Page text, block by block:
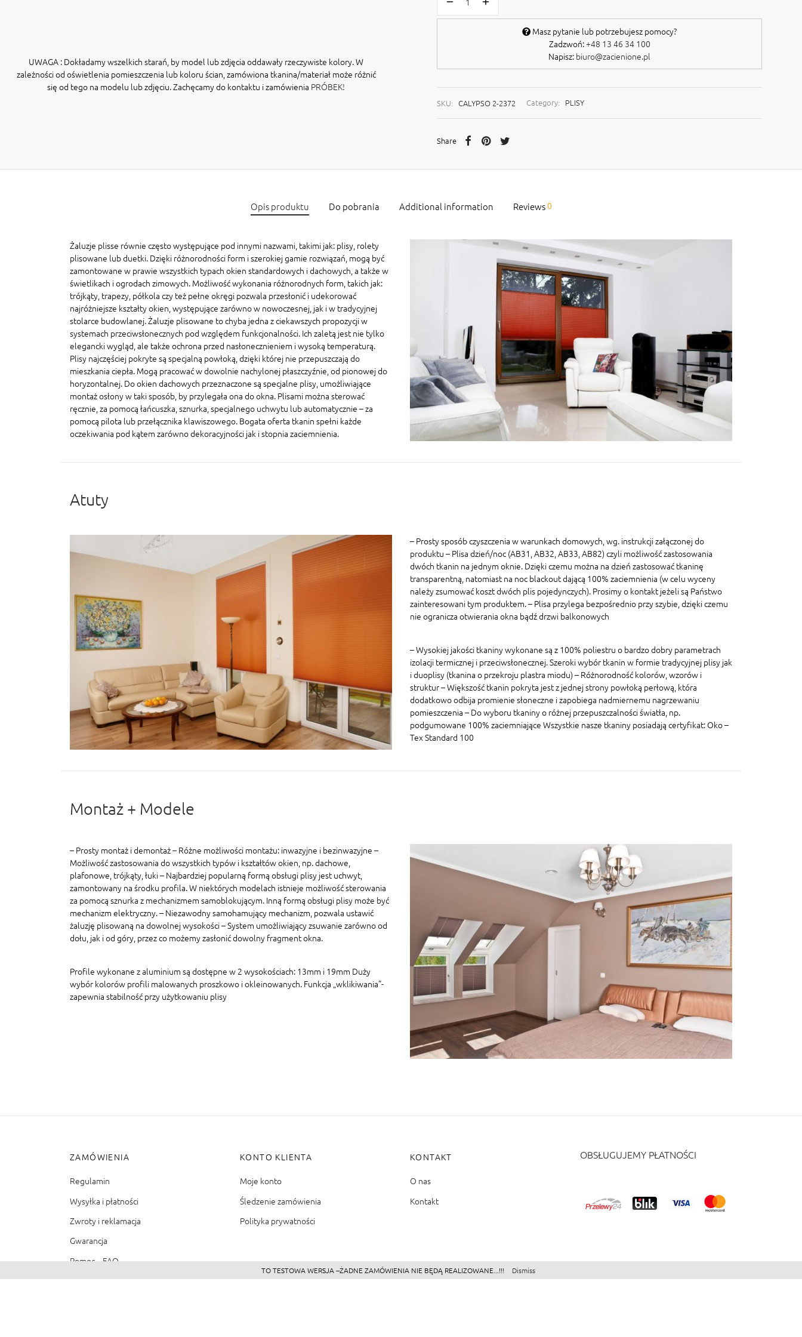
UWAGA : Dokładamy wszelkich starań, by model lub zdjęcia oddawały rzeczywiste kolory. W
zależności od oświetlenia pomieszczenia lub koloru ścian, zamówiona tkanina/materiał może różnić
się od tego na modelu lub zdjęciu. Zachęcamy do kontaktu i zamówienia PRÓBEK!
Masz pytanie lub potrzebujesz pomocy?
Zadzwoń:+48 13 46 34 100
Napisz: biuro@zacienione.pl
SKU: CALYPSO 2-2372 Category: PLISY
Share
Opis produktu Do pobrania Additional information Reviews0
Żaluzje plisse równie często występujące pod innymi nazwami, takimi jak: plisy, rolety
plisowane lub duetki. Dzięki różnorodności form i szerokiej gamie rozwiązań, mogą być
zamontowane w prawie wszystkich typach okien standardowych i dachowych, a także w
świetlikach i ogrodach zimowych. Możliwość wykonania różnorodnych form, takich jak:
trójkąty, trapezy, półkola czy też pełne okręgi pozwala przesłonić i udekorować
najróżniejsze kształty okien, występujące zarówno w nowoczesnej, jak i w tradycyjnej
stolarce budowlanej. Żaluzje plisowane to chyba jedna z ciekawszych propozycji w
systemach przeciwsłonecznych pod względem funkcjonalności. Ich zaletą jest nie tylko
elegancki wygląd, ale także ochrona przed nasłonecznieniem i wysoką temperaturą.
Plisy najczęściej pokryte są specjalną powłoką, dzięki której nie przepuszczają do
mieszkania ciepła. Mogą pracować w dowolnie nachylonej płaszczyźnie, od pionowej do
horyzontalnej. Do okien dachowych przeznaczone są specjalne plisy, umożliwiające
montaż osłony w taki sposób, by przylegała ona do okna. Plisami można sterować
ręcznie, za pomocą łańcuszka, sznurka, specjalnego uchwytu lub automatycznie – za
pomocą pilota lub przełącznika klawiszowego. Bogata oferta tkanin spełni każde
oczekiwania pod kątem zarówno dekoracyjności jak i stopnia zaciemnienia.
Atuty
– Prosty sposób czyszczenia w warunkach domowych, wg. instrukcji załączonej do
produktu – Plisa dzień/noc (AB31, AB32, AB33, AB82) czyli możliwość zastosowania
dwóch tkanin na jednym oknie. Dzięki czemu można na dzień zastosować tkaninę
transparentną, natomiast na noc blackout dającą 100% zaciemnienia (w celu wyceny
należy zsumować koszt dwóch plis pojedynczych). Prosimy o kontakt jeżeli są Państwo
zainteresowani tym produktem. – Plisa przylega bezpośrednio przy szybie, dzięki czemu
nie ogranicza otwierania okna bądź drzwi balkonowych
– Wysokiej jakości tkaniny wykonane są z 100% poliestru o bardzo dobry parametrach
izolacji termicznej i przeciwsłonecznej. Szeroki wybór tkanin w formie tradycyjnej plisy jak
i duoplisy (tkanina o przekroju plastra miodu) – Różnorodność kolorów, wzorów i
struktur – Większość tkanin pokryta jest z jednej strony powłoką perłową, która
dodatkowo odbija promienie słoneczne i zapobiega nadmiernemu nagrzewaniu
pomieszczenia – Do wyboru tkaniny o różnej przepuszczalności światła, np.
podgumowane 100% zaciemniające Wszystkie nasze tkaniny posiadają certyfikat: Oko –
Tex Standard 100
Montaż + Modele
– Prosty montaż i demontaż – Różne możliwości montażu: inwazyjne i bezinwazyjne –
Możliwość zastosowania do wszystkich typów i kształtów okien, np. dachowe,
plafonowe, trójkąty, łuki – Najbardziej popularną formą obsługi plisy jest uchwyt,
zamontowany na środku profila. W niektórych modelach istnieje możliwość sterowania
za pomocą sznurka z mechanizmem samoblokującym. Inną formą obsługi plisy może być
mechanizm elektryczny. – Niezawodny samohamujący mechanizm, pozwala ustawić
żaluzję plisowaną na dowolnej wysokości – System umożliwiający zsuwanie zarówno od
dołu, jak i od góry, przez co możemy zasłonić dowolny fragment okna.
Profile wykonane z aluminium są dostępne w 2 wysokościach: 13mm i 19mm Duży
wybór kolorów profili malowanych proszkowo i okleinowanych. Funkcja „wklikiwania”-
zapewnia stabilność przy użytkowaniu plisy
ZAMÓWIENIA
Regulamin
Wysyłka i płatności
Zwroty i reklamacja
Gwarancja
Pomoc – FAQ
KONTO KLIENTA
Moje konto
Śledzenie zamówienia
Polityka prywatności
KONTAKT
O nas
Kontakt
OBSŁUGUJEMY PŁATNOŚCI
TO TESTOWA WERSJA --ŻADNE ZAMÓWIENIA NIE BĘDĄ REALIZOWANE...!!! Dismiss